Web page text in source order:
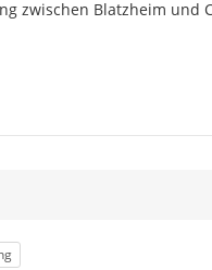
zwischen Blatzheim und